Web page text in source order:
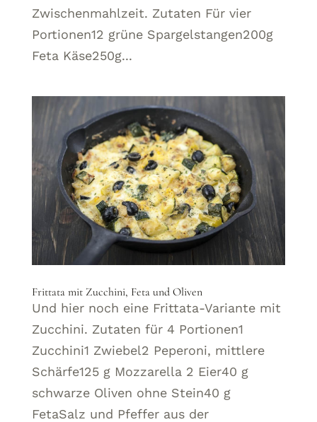
Zwischenmahlzeit. Zutaten Für vier
Portionen12 grüne Spargelstangen200g
Feta Käse250g...
Frittata mit Zucchini, Feta und Oliven
Und hier noch eine Frittata-Variante mit
Zucchini. Zutaten für 4 Portionen1
Zucchini1 Zwiebel2 Peperoni, mittlere
Schärfe125 g Mozzarella 2 Eier40 g
schwarze Oliven ohne Stein40 g
FetaSalz und Pfeffer aus der